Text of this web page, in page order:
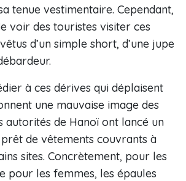
tenue vestimentaire. Cependant,
voir des touristes visiter ces
d’un simple short, d’une jupe
à ces dérives qui déplaisent
une mauvaise image des
autorités de Hanoï ont lancé un
de vêtements couvrants à
sites. Concrètement, pour les
pour les femmes, les épaules